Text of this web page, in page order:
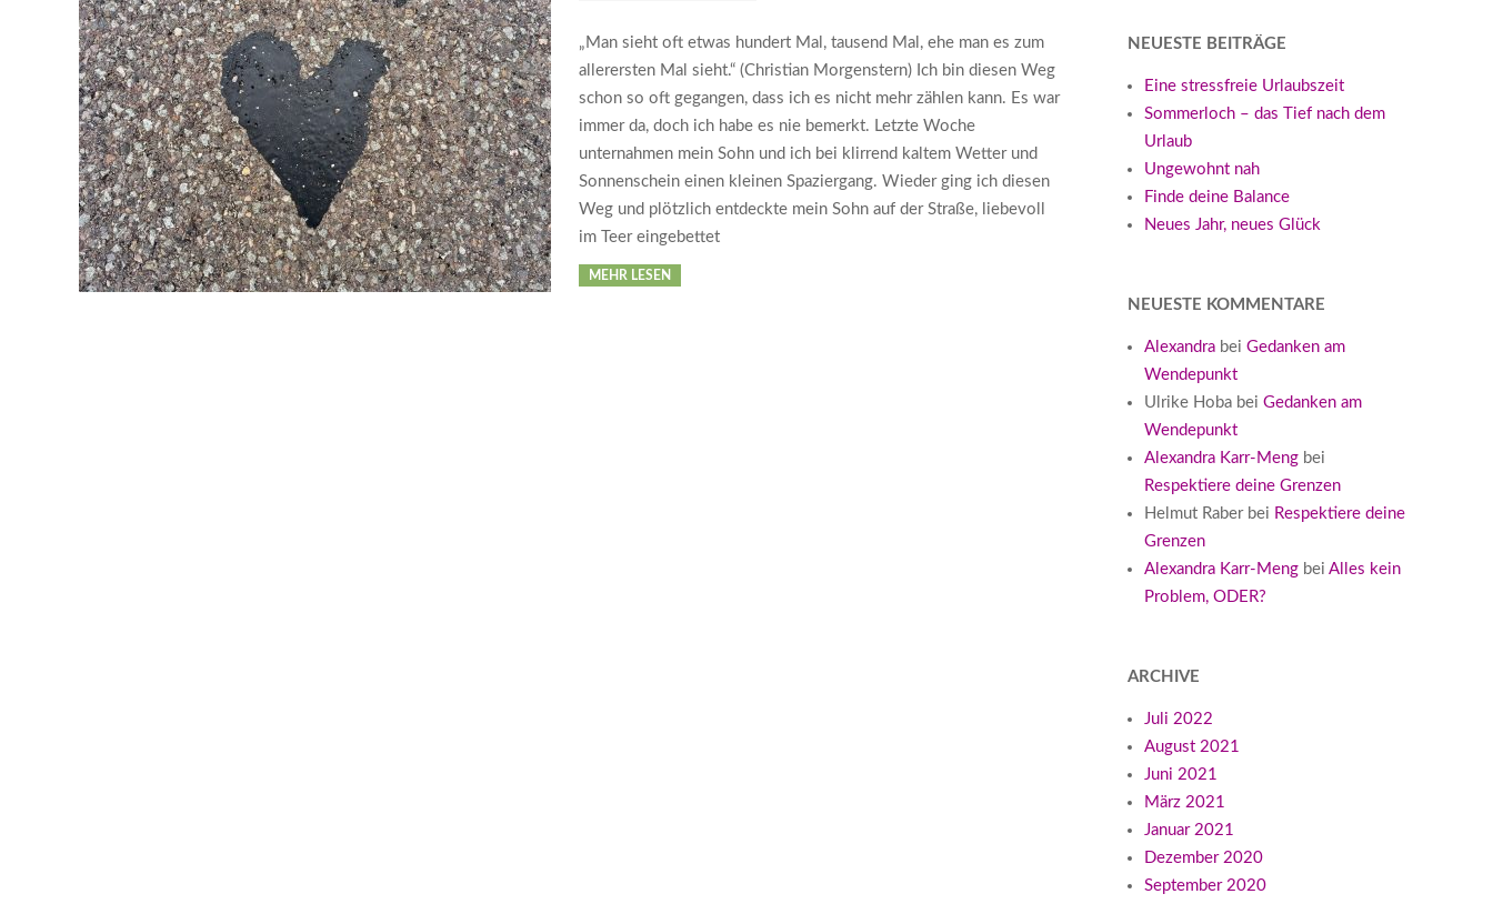
02-
17
„Man sieht oft etwas hundert Mal, tausend Mal, ehe man es zum
allerersten Mal sieht.“ (Christian Morgenstern) Ich bin diesen Weg
schon so oft gegangen, dass ich es nicht mehr zählen kann. Es war
immer da, doch ich habe es nie bemerkt. Letzte Woche
unternahmen mein Sohn und ich bei klirrend kaltem Wetter und
Sonnenschein einen kleinen Spaziergang. Wieder ging ich diesen
Weg und plötzlich entdeckte mein Sohn auf der Straße, liebevoll
im Teer eingebettet
MEHR LESEN
NEUESTE BEITRÄGE
Eine stressfreie Urlaubszeit
Sommerloch – das Tief nach dem
Urlaub
Ungewohnt nah
Finde deine Balance
Neues Jahr, neues Glück
NEUESTE KOMMENTARE
Alexandra bei Gedanken am
Wendepunkt
Ulrike Hoba bei Gedanken am
Wendepunkt
Alexandra Karr-Meng bei
Respektiere deine Grenzen
Helmut Raberbei Respektiere deine
Grenzen
Alexandra Karr-Meng bei Alles kein
Problem, ODER?
ARCHIVE
Juli 2022
August 2021
Juni 2021
März 2021
Januar 2021
Dezember 2020
September 2020